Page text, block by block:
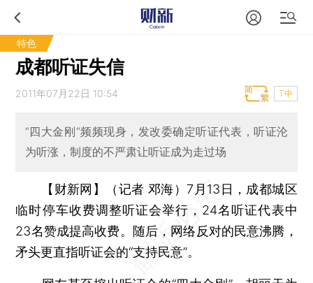
特色
成都听证失信
2011年07月22日 10:54 T中
“四大金刚”频频现身，发改委确定听证代表，听证沦
为听涨，制度的不严肃让听证成为走过场
【财新网】（记者 邓海） 7月13日，成都城区
临时停车收费调整听证会举行，24名听证代表中
23名赞成提高收费。随后，网络反对的民意沸腾，
矛头更直指听证会的“支持民意”。